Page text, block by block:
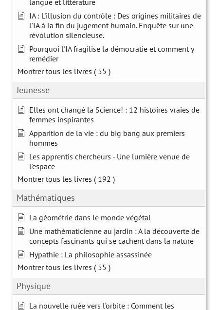
langue et littérature
IA : L'illusion du contrôle : Des origines militaires de
l'IA à la fin du jugement humain. Enquête sur une
révolution silencieuse.
Pourquoi l'IA fragilise la démocratie et comment y
remédier
Montrer tous les livres ( 55 )
Jeunesse
Elles ont changé la Science! : 12 histoires vraies de
femmes inspirantes
Apparition de la vie : du big bang aux premiers
hommes
Les apprentis chercheurs - Une lumière venue de
l'espace
Montrer tous les livres ( 192 )
Mathématiques
La géométrie dans le monde végétal
Une mathématicienne au jardin : A la découverte de
concepts fascinants qui se cachent dans la nature
Hypathie : La philosophie assassinée
Montrer tous les livres ( 55 )
Physique
La nouvelle ruée vers l’orbite : Comment les